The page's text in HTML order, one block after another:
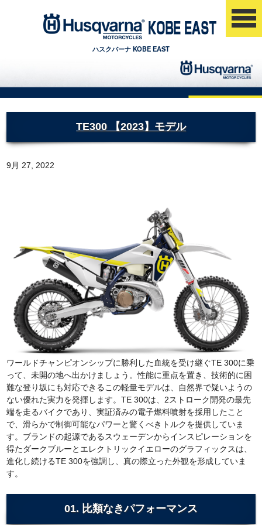
ハスクバーナ KOBE EAST
TE300 【2023】モデル
9月 27, 2022
ワールドチャンピオンシップに勝利した血統を受け継ぐTE 300に乗
って、未開の地へ出かけましょう。性能に重点を置き、技術的に困
難な登り坂にも対応できるこの軽量モデルは、自然界で疑いようの
ない優れた実力を発揮します。TE 300は、2ストローク開発の最先
端を走るバイクであり、実証済みの電子燃料噴射を採用したこと
で、滑らかで制御可能なパワーと驚くべきトルクを提供していま
す。ブランドの起源であるスウェーデンからインスピレーションを
得たダークブルーとエレクトリックイエローのグラフィックスは、
進化し続けるTE 300を強調し、真の際立った外観を形成していま
す。
01. 比類なきパフォーマンス